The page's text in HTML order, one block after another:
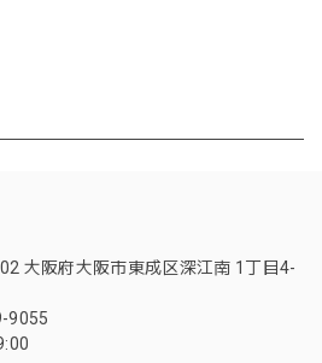
大阪府大阪市東成区深江南 1丁目4-
9055